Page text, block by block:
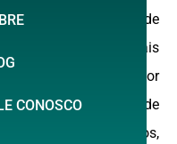
CONOSCO
Nacional e pode
no Brasil após mais
prevê que o valor
da folha de
servidores públicos,